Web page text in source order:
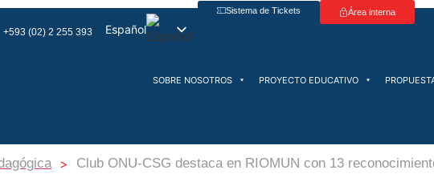
+593 (02) 2 255 393 Español
Sistema de Tickets Área interna
SOBRE NOSOTROS PROYECTO EDUCATIVO
> Club ONU-CSG destaca en RIOMUN con 13